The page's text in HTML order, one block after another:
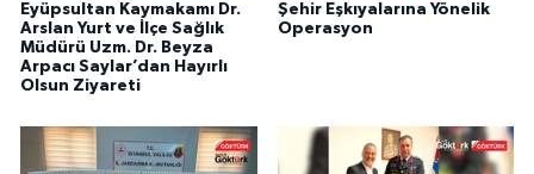
Eyüpsultan Kaymakamı Dr.
Arslan Yurt ve İlçe Sağlık
Müdürü Uzm. Dr. Beyza
Arpacı Saylar’dan Hayırlı
Olsun Ziyareti
Şehir Eşkıyalarına Yönelik
Operasyon